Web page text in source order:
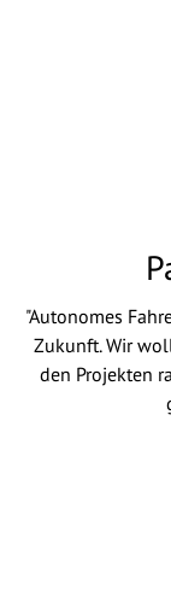
"Autonomes
Zukunft. Wir
den Projekten